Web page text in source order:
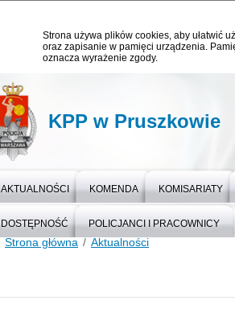
Strona używa plików cookies, aby ułatwić
oraz zapisanie w pamięci urządzenia.
oznacza wyrażenie zgody.
KPP w Pruszkowie
AKTUALNOŚCI KOMENDA KOMISARIATY
DOSTĘPNOŚĆ POLICJANCI I PRACOWNICY
Strona główna Aktualności